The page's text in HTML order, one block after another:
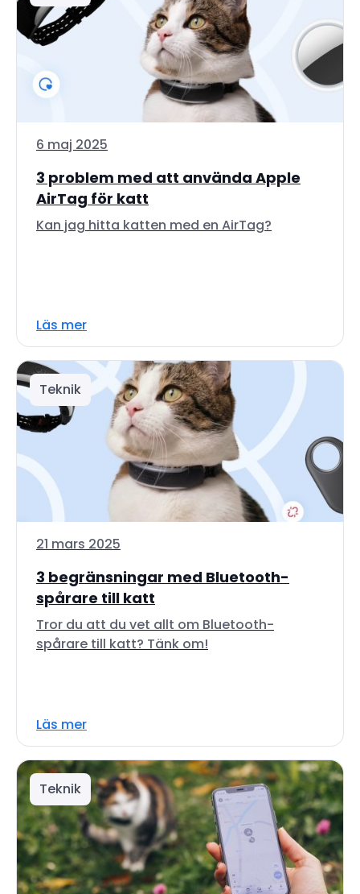
6 maj 2025
3 problem med att använda Apple
AirTag för katt
Kan jag hitta katten med en AirTag?
Läs mer
Teknik
21 mars 2025
3 begränsningar med Bluetooth-
spårare till katt
Tror du att du vet allt om Bluetooth-
spårare till katt? Tänk om!
Läs mer
Teknik